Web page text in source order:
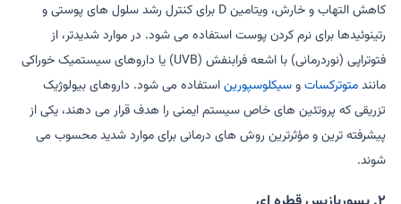
کاهش التهاب و خارش، ویتامین D برای کنترل رشد سلول های پوستی و
رتینوئیدها برای نرم کردن پوست استفاده می شود. در موارد شدیدتر، از
فتوتراپی (نوردرمانی) با اشعه فرابنفش (UVB) یا داروهای سیستمیک خوراکی
مانندمتوترکساتوسیکلوسپوریناستفاده می شود. داروهای بیولوژیک
تزریقی که پروتئین های خاص سیستم ایمنی را هدف قرار می دهند، یکی از
پیشرفته ترین و مؤثرترین روش های درمانی برای موارد شدید محسوب می
شوند.